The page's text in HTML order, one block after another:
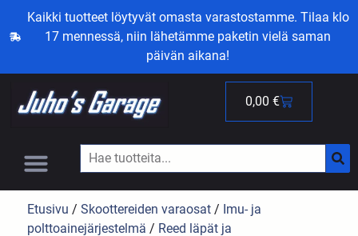
Kaikki tuotteet löytyvät omasta varastostamme. Tilaa klo
17 mennessä, niin lähetämme paketin vielä saman
päivän aikana!
0,00 €
Etusivu /Skoottereiden varaosat / Imu- ja
polttoainejärjestelmä / Reed läpät ja